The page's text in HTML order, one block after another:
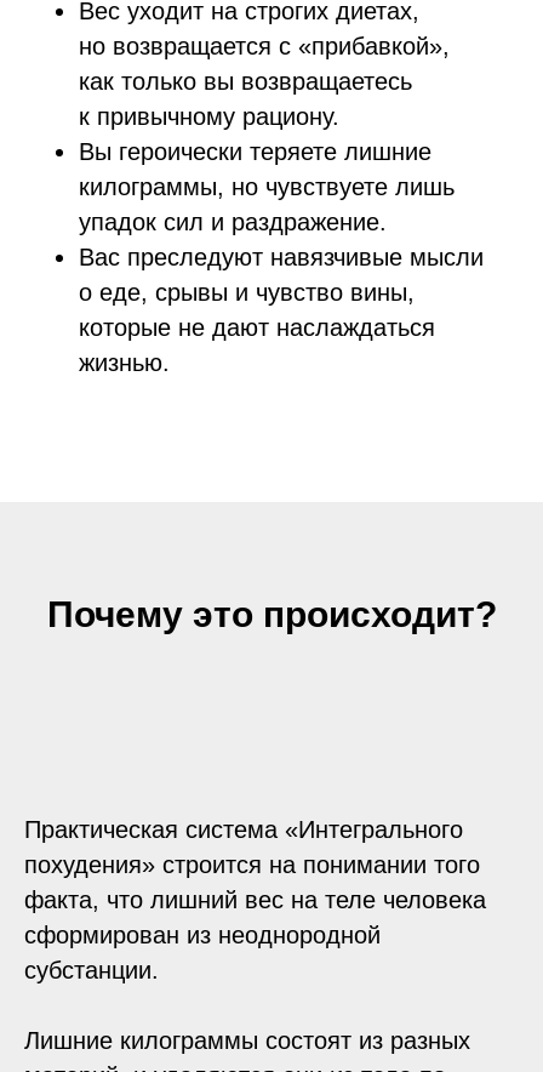
Вес уходит на строгих диетах,
но возвращается с «прибавкой»,
как только вы возвращаетесь
к привычному рациону.
Вы героически теряете лишние
килограммы, но чувствуете лишь
упадок сил и раздражение.
Вас преследуют навязчивые мысли
о еде, срывы и чувство вины,
которые не дают наслаждаться
жизнью.
Почему это происходит?
Практическая система «Интегрального
похудения» строится на понимании того
факта, что лишний вес на теле человека
сформирован из неоднородной
субстанции.
Лишние килограммы состоят из разных